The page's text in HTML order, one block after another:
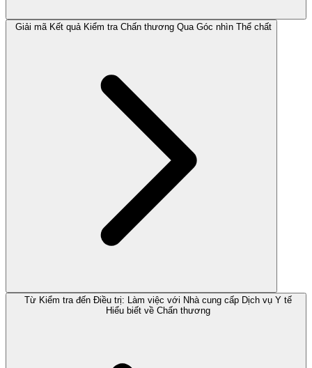
Giải mã Kết quả Kiểm tra Chấn thương Qua Góc nhìn Thể chất
Từ Kiểm tra đến Điều trị: Làm việc với Nhà cung cấp Dịch vụ Y tế
Hiểu biết về Chấn thương